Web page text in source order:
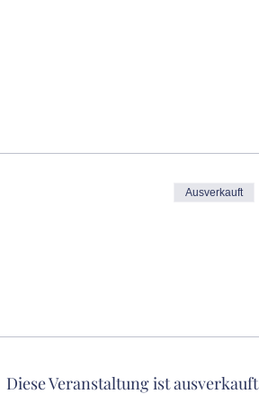
Ausverkauft
Diese Veranstaltung ist ausverkauft